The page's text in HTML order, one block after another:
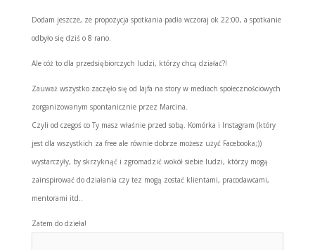
Dodam jeszcze, ze propozycja spotkania padła wczoraj ok 22:00, a spotkanie
odbyło się dziś o 8 rano.
Ale cóż to dla przedsiębiorczych ludzi, którzy chcą działać?!
Zauważ wszystko zaczęło się od lajfa na story w mediach społecznościowych
zorganizowanym spontanicznie przez Marcina.
Czyli od czegoś co Ty masz właśnie przed sobą. Komórka i Instagram (który
jest dla wszystkich za free ale równie dobrze możesz użyć Facebooka;))
wystarczyły, by skrzyknąć i zgromadzić wokół siebie ludzi, którzy mogą
zainspirować do działania czy tez mogą zostać klientami, pracodawcami,
mentorami itd..
Zatem do dzieła!